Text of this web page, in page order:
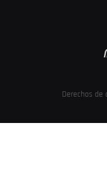
Derechos de